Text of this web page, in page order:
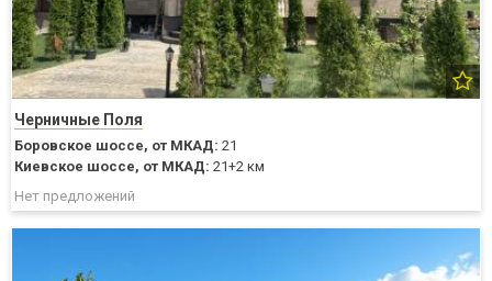
Черничные Поля
Боровское шоссе, от МКАД: 21
Киевское шоссе, от МКАД: 21+2 км
Нет предложений